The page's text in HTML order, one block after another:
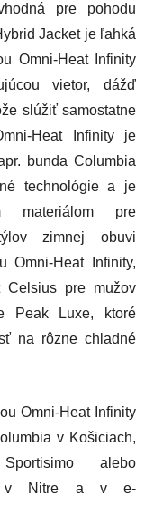
pre pohodu
Jacket je ľahká
Omni-Heat Infinity
vietor, dážď
slúžiť samostatne
Heat Infinity je
bunda Columbia
technológie a je
materiálom pre
zimnej obuvi
Omni-Heat Infinity,
Celsius pre mužov
Peak Luxe, ktoré
na rôzne chladné
Omni-Heat Infinity
v Košiciach,
alebo
v Nitre a v e-